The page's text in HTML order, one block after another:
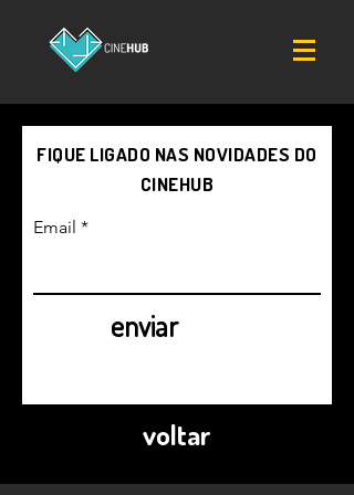
FIQUE LIGADO NAS NOVIDADES DO
CINEHUB
Email
enviar
voltar